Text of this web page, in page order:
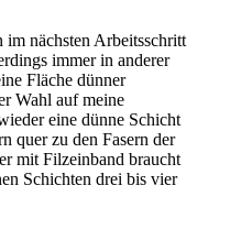
im nächsten Arbeitsschritt
immer in anderer
Fläche dünner
Wahl auf meine
eine dünne Schicht
quer zu den Fasern der
mit Filzeinband braucht
Schichten drei bis vier